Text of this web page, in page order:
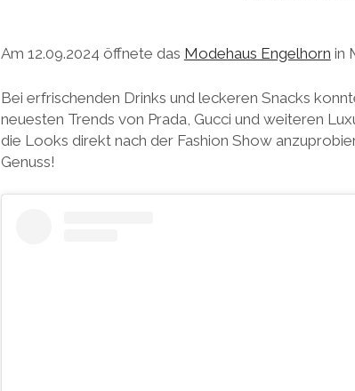
Am 12.09.2024 öffnete das Modehaus Engelhorn in
Bei erfrischenden Drinks und leckeren Snacks
neuesten Trends von Prada, Gucci und weiteren
die Looks direkt nach der Fashion Show
Genuss!